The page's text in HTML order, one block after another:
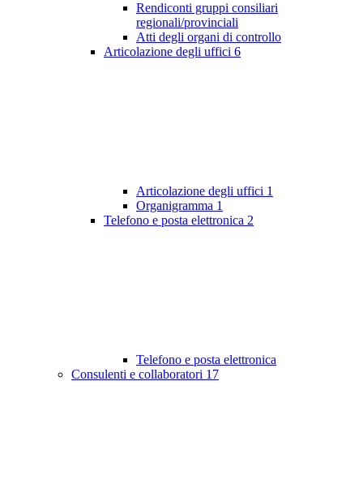
Rendiconti gruppi consiliari
regionali/provinciali
Atti degli organi di controllo
Articolazione degli uffici 6
Articolazione degli uffici 1
Organigramma 1
Telefono e posta elettronica 2
Telefono e posta elettronica
Consulenti e collaboratori 17